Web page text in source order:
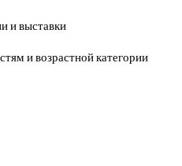
и выставки
и возрастной категории